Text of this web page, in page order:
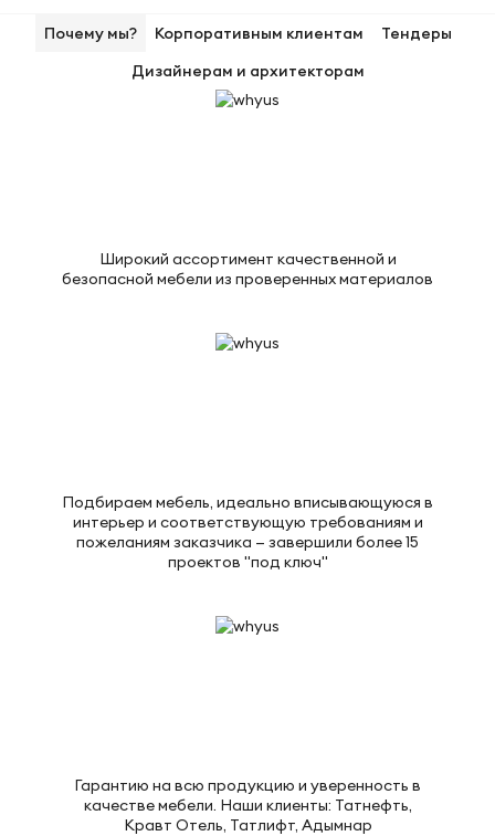
Почему мы? Корпоративным клиентам
Тендеры
Дизайнерам и архитекторам
Широкий ассортимент качественной и
безопасной мебели из проверенных материалов
Подбираем мебель, идеально вписывающуюся в
интерьер и соответствующую требованиям и
пожеланиям заказчика — завершили более 15
проектов "под ключ"
Гарантию на всю продукцию и уверенность в
качестве мебели. Наши клиенты: Татнефть,
Кравт Отель, Татлифт, Адымнар